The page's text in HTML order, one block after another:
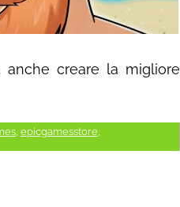
creare la migliore
, epicgamesstore,